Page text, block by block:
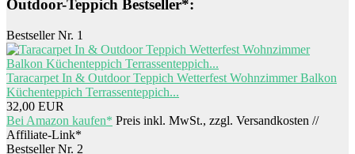
Outdoor-Teppich Bestseller*:
Bestseller Nr. 1
Taracarpet In & Outdoor Teppich Wetterfest Wohnzimmer Balkon
Küchenteppich Terrassenteppich...
32,00 EUR
Bei Amazon kaufen* Preis inkl. MwSt., zzgl. Versandkosten //
Affiliate-Link*
Bestseller Nr. 2